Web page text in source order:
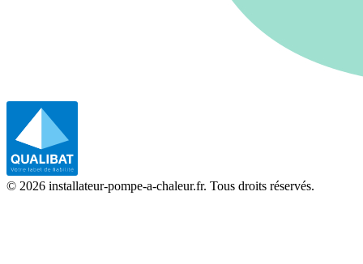
© 2026 installateur-pompe-a-chaleur.fr. Tous droits réservés.